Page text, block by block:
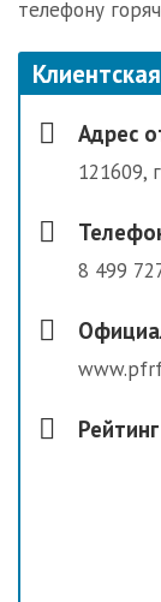
телефону
Адрес
121609,
8 499